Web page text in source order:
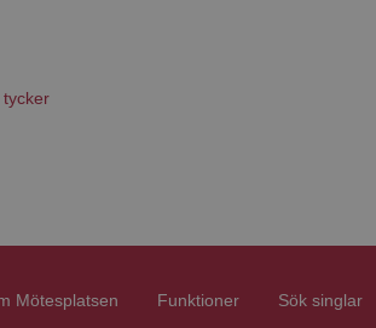
Mötesplatsen Funktioner Sök singlar